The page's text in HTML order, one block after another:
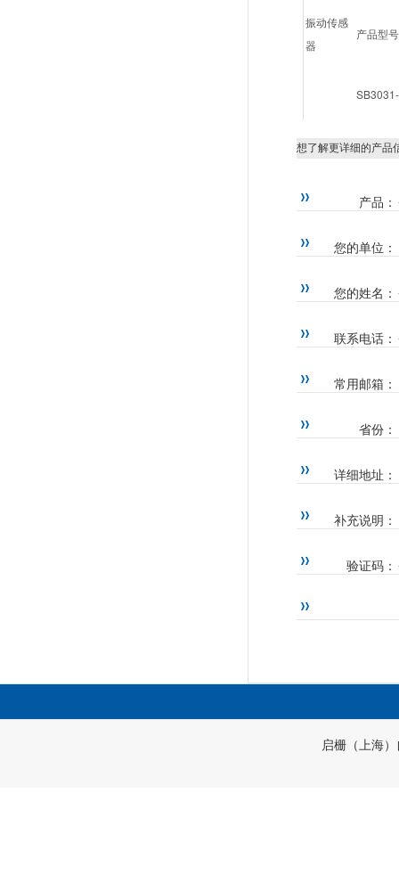
振动传感
器
产品型号
想了解更详细的产品
产品：
您的单位：
您的姓名：
联系电话：
常用邮箱：
省份：
详细地址：
补充说明：
验证码：
启栅（上海